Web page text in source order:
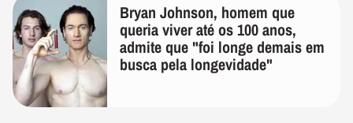
Bryan Johnson, homem que
queria viver até os 100 anos,
admite que "foi longe demais em
busca pela longevidade"